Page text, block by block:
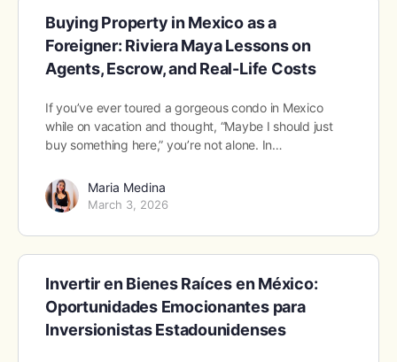
Buying Property in Mexico as a
Foreigner: Riviera Maya Lessons on
Agents, Escrow, and Real-Life Costs
If you’ve ever toured a gorgeous condo in Mexico
while on vacation and thought, “Maybe I should just
buy something here,” you’re not alone. In…
Maria Medina
March 3, 2026
Invertir en Bienes Raíces en México:
Oportunidades Emocionantes para
Inversionistas Estadounidenses